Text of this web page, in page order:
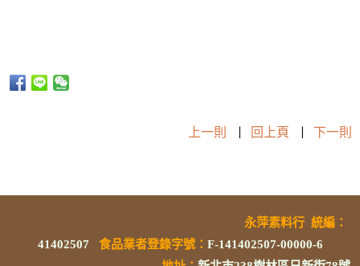
上一則 | 回上頁 | 下一則
永萍素料行 統編 ：
41402507
食品業者登錄字號： F-141402507-00000-6